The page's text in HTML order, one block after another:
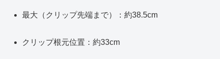
最大（クリップ先端まで）：約38.5cm
クリップ根元位置：約33cm